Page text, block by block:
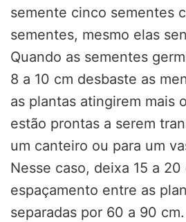
semente cinco sementes
sementes, mesmo elas
Quando as sementes
8 a 10 cm desbaste as
as plantas atingirem mais
estão prontas a serem
um canteiro ou para um
Nesse caso, deixa 15 a 20
espaçamento entre as
separadas por 60 a 90 cm.